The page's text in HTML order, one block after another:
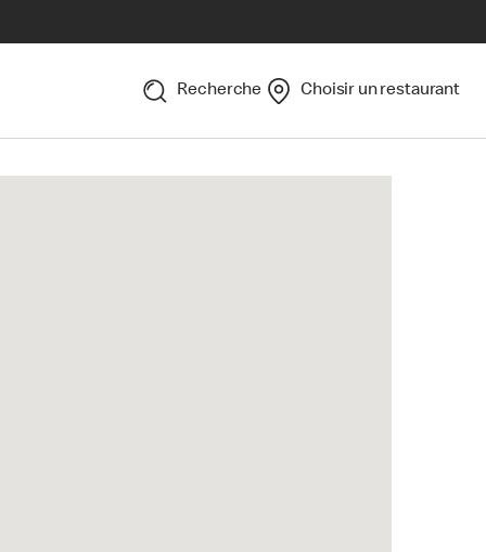
Recherche Choisir un restaurant